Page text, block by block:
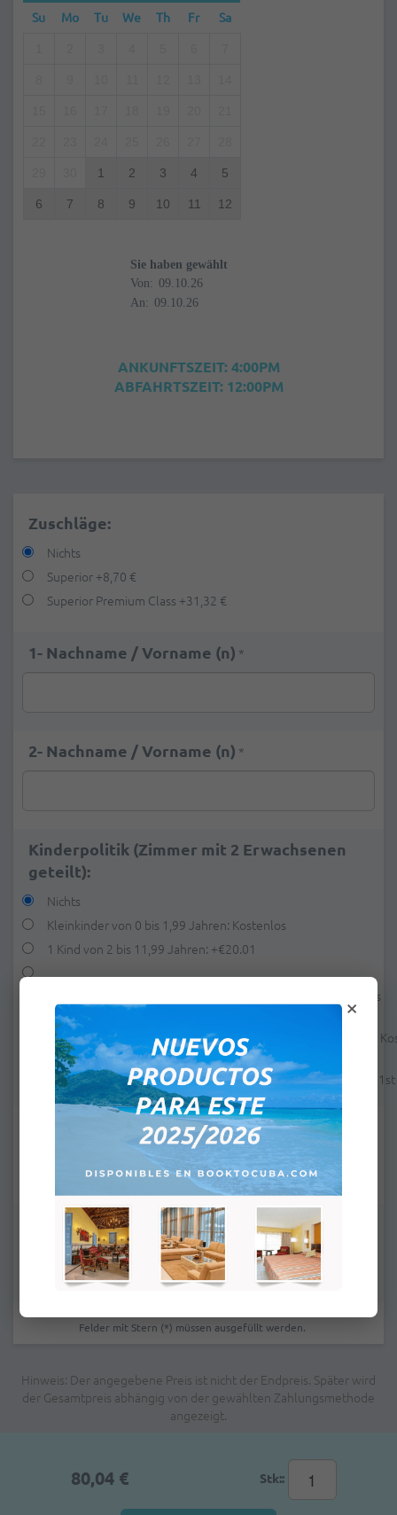
Su Mo Tu We Th Fr Sa
1 2 3 4 5
6 7 8 9 10 11 12
Sie haben gewählt
Von:
An:
ANKUNFTSZEIT: 4:00PM
ABFAHRTSZEIT: 12:00PM
Zuschläge:
Nichts
Superior +8,70 €
Superior Premium Class +31,32 €
1- Nachname / Vorname (n) *
2- Nachname / Vorname (n) *
Kinderpolitik (Zimmer mit 2 Erwachsenen
geteilt):
Nichts
Kleinkinder von 0 bis 1,99 Jahren: Kostenlos
1 Kind von 2 bis 11,99 Jahren: +€20.01
1 Kind von 2 bis 11,99 Jahren (vom 1. Mai bis 31. Juli): Kostenlos
1 Kind von 2 bis 11,99 Jahren (vom 25. August bis 31. Oktober):
2 children from 2 to 12,99 years old (from May 1st to October
Bemerkungen:
Felder mit Stern (*) müssen ausgefüllt werden.
Hinweis: Der angegebene Preis ist nicht der Endpreis. Später wird
der Gesamtpreis abhängig von der gewählten Zahlungsmethode
angezeigt.
80,04 € Stk::
×